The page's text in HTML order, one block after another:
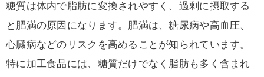
糖質は体内で脂肪に変換されやすく、過剰に摂取する
と肥満の原因になります。肥満は、糖尿病や高血圧、
心臓病などのリスクを高めることが知られています。
特に加工食品には、糖質だけでなく脂肪も多く含まれ